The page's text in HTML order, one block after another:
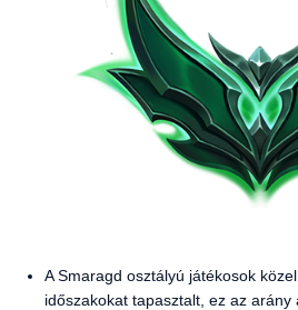
A Smaragd osztályú játékosok
időszakokat tapasztalt, ez az